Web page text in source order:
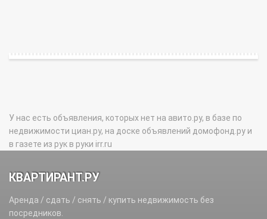
У нас есть объявления, которых нет на авито.ру, в базе по
недвижимости циан.ру, на доске объявлений домофонд.ру и
в газете из рук в руки irr.ru
КВАРТИРАНТ.РУ
Аренда / сдать / снять / купить недвижимость без
посредников.